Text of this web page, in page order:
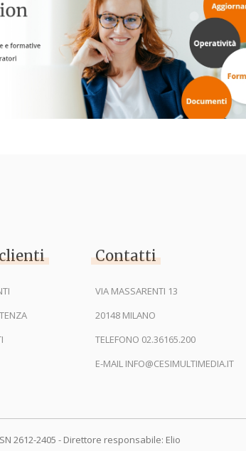
Contatti
VIA MASSARENTI 13
20148 MILANO
TELEFONO 02.36165.200
E-MAIL INFO@CESIMULTIMEDIA.IT
2612-2405 - Direttore responsabile: Elio